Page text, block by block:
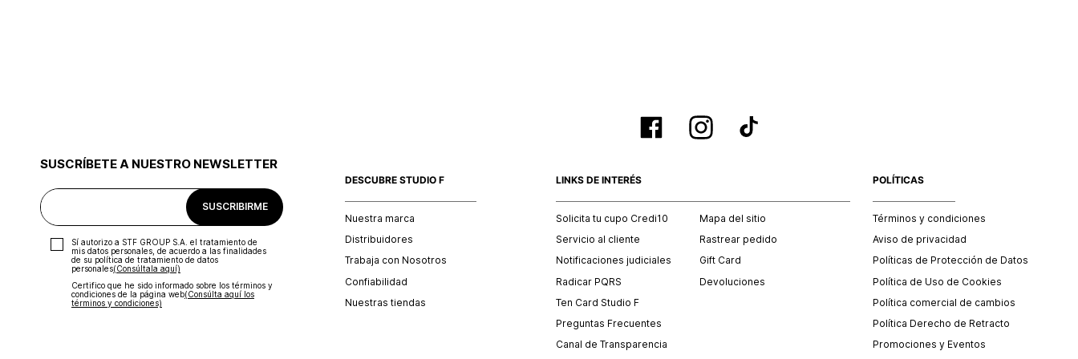
SUSCRÍBETE A NUESTRO NEWSLETTER
SUSCRIBIRME
Sí autorizo a STF GROUP S.A. el tratamiento de
mis datos personales, de acuerdo a las finalidades
de su política de tratamiento de datos
personales‎(Consúltala aquí)
Certifico que he sido informado sobre los términos y
condiciones de la página web‎(Consúlta aquí los
términos y condiciones)
DESCUBRE STUDIO F
Nuestra marca
Distribuidores
Trabaja con Nosotros
Confiabilidad
Nuestras tiendas
LINKS DE INTERÉS
Solicita tu cupo Credi10
Servicio al cliente
Notificaciones judiciales
Radicar PQRS
Ten Card Studio F
Preguntas Frecuentes
Canal de Transparencia
Mapa del sitio
Rastrear pedido
Gift Card
Devoluciones
POLÍTICAS
Términos y condiciones
Aviso de privacidad
Políticas de Protección de Datos
Política de Uso de Cookies
Política comercial de cambios
Política Derecho de Retracto
Promociones y Eventos